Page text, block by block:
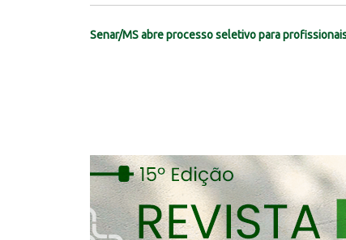
Senar/MS abre processo seletivo para